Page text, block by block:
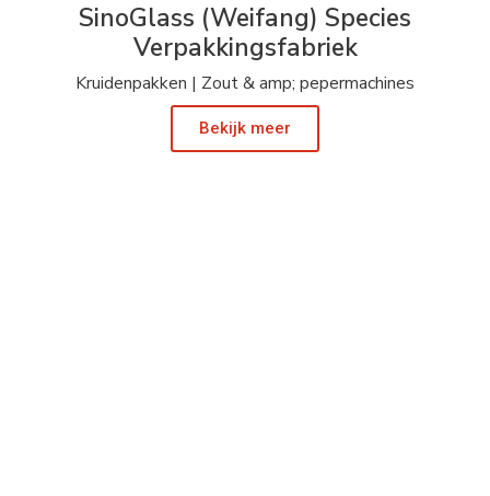
SinoGlass (Weifang) Species
Verpakkingsfabriek
Kruidenpakken | Zout & amp; pepermachines
Bekijk meer